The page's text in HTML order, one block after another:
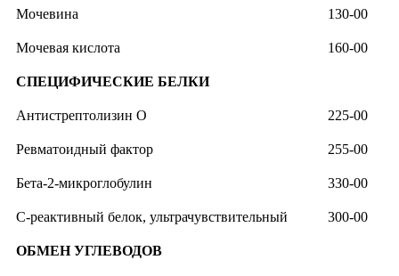
Мочевина 130-00
Мочевая кислота 160-00
СПЕЦИФИЧЕСКИЕ БЕЛКИ
Антистрептолизин О 225-00
Ревматоидный фактор 255-00
Бета-2-микроглобулин 330-00
С-реактивный белок, ультрачувствительный 300-00
ОБМЕН УГЛЕВОДОВ